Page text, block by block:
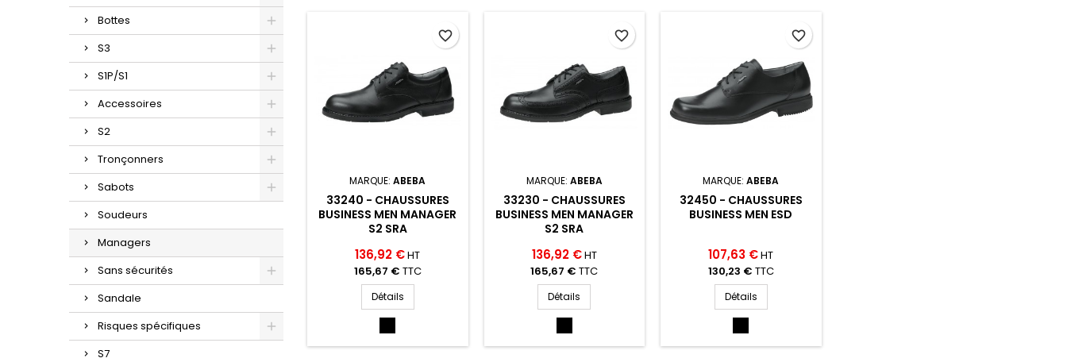
Bottes
S3
S1P/S1
Accessoires
S2
Tronçonners
Sabots
Soudeurs
Managers
Sans sécurités
Sandale
Risques spécifiques
S7
MARQUE:ABEBA
33240 - CHAUSSURES
BUSINESS MEN MANAGER
S2 SRA
136,92 €HT
165,67 € TTC
Détails
(NOIR)
favorite_border
MARQUE: ABEBA
33230 - CHAUSSURES
BUSINESS MEN MANAGER
S2 SRA
136,92 €HT
165,67 € TTC
Détails
(NOIR)
favorite_border
MARQUE:ABEBA
32450 - CHAUSSURES
BUSINESS MEN ESD
107,63 €HT
130,23 € TTC
Détails
(NOIR)
favorite_border